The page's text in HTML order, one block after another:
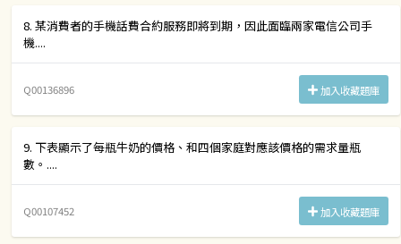
8. 某消費者的手機話費合約服務即將到期，因此面臨兩家電信公司手
機....
Q00136896 加入收藏題庫
9. 下表顯示了每瓶牛奶的價格、和四個家庭對應該價格的需求量瓶
數。....
Q00107452 加入收藏題庫